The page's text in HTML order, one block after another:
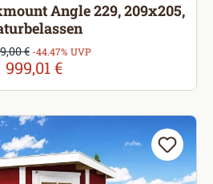
Angle 229, 209x205,
999,01 €
Preis:
€ -44.47% UVP